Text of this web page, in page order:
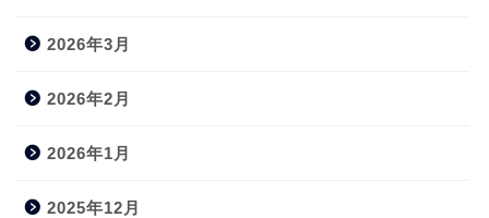
2026年3月
2026年2月
2026年1月
2025年12月